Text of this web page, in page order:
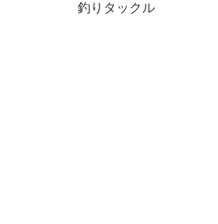
釣りタックル